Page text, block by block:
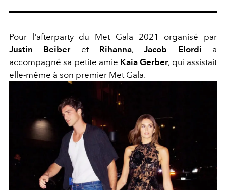
Pour l'afterparty du Met Gala 2021 organisé par
Justin Beiberet Rihanna,Jacob Elordi a
accompagné sa petite amie Kaia Gerber, qui assistait
elle-même à son premier Met Gala.